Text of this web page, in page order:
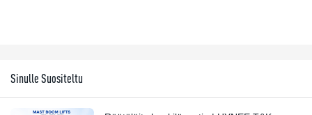
Sinulle Suositeltu